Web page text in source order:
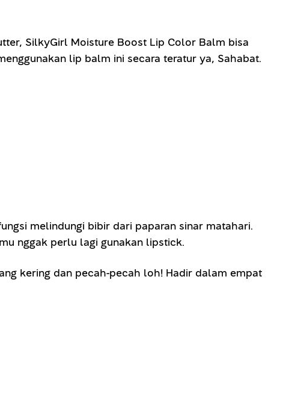
SilkyGirl Moisture Boost Lip Color Balm bisa
lip balm ini secara teratur ya, Sahabat.
melindungi bibir dari paparan sinar matahari.
nggak perlu lagi gunakan lipstick.
kering dan pecah-pecah loh! Hadir dalam empat